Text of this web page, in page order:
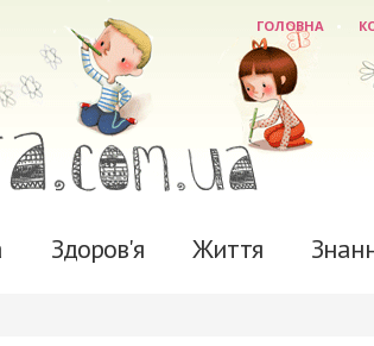
ГОЛОВНА
Здоров'я Життя